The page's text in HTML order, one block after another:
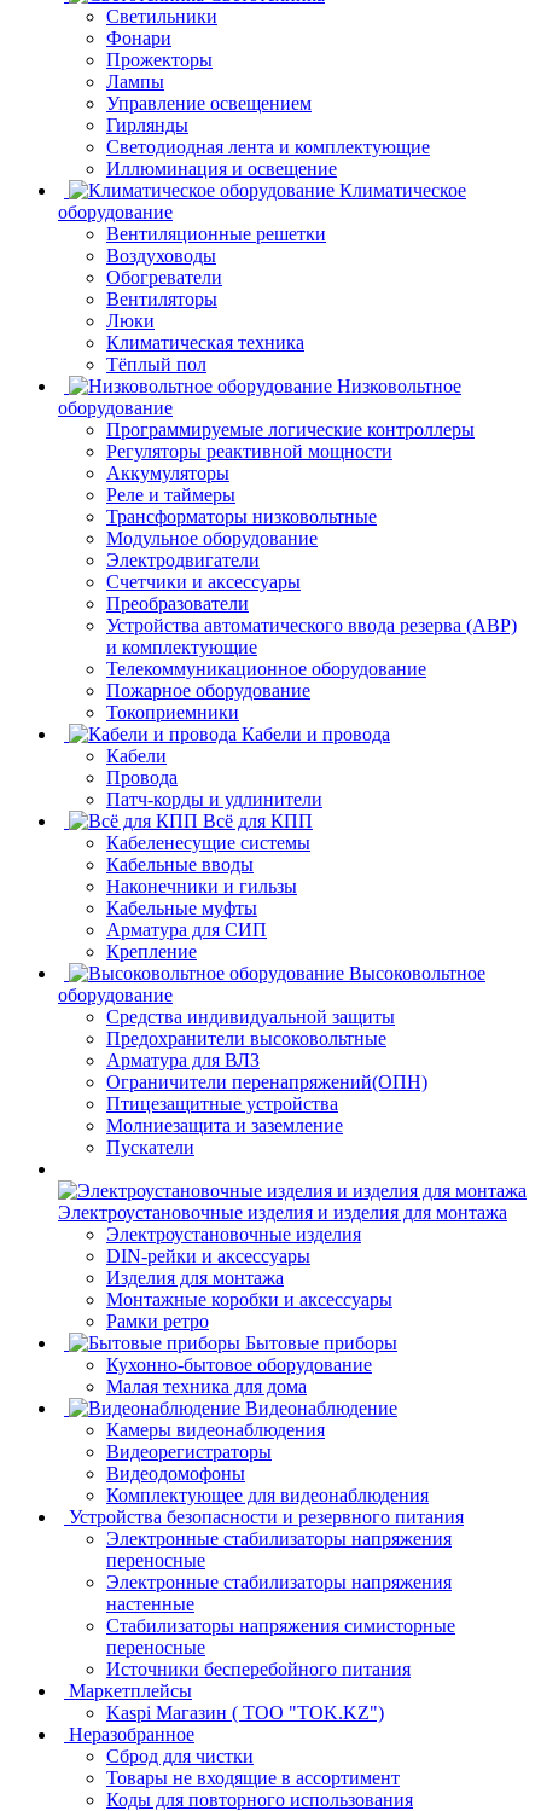
Светильники
Фонари
Прожекторы
Лампы
Управление освещением
Гирлянды
Светодиодная лента и комплектующие
Иллюминация и освещение
Климатическое
оборудование
Вентиляционные решетки
Воздуховоды
Обогреватели
Вентиляторы
Люки
Климатическая техника
Тёплый пол
Низковольтное
оборудование
Программируемые логические контроллеры
Регуляторы реактивной мощности
Аккумуляторы
Реле и таймеры
Трансформаторы низковольтные
Модульное оборудование
Электродвигатели
Счетчики и аксессуары
Преобразователи
Устройства автоматического ввода резерва (АВР)
и комплектующие
Телекоммуникационное оборудование
Пожарное оборудование
Токоприемники
Кабели и провода
Кабели
Провода
Патч-корды и удлинители
Всё для КПП
Кабеленесущие системы
Кабельные вводы
Наконечники и гильзы
Кабельные муфты
Арматура для СИП
Крепление
Высоковольтное
оборудование
Средства индивидуальной защиты
Предохранители высоковольтные
Арматура для ВЛЗ
Ограничители перенапряжений(ОПН)
Птицезащитные устройства
Молниезащита и заземление
Пускатели
Электроустановочные изделия и изделия для монтажа
Электроустановочные изделия
DIN-рейки и аксессуары
Изделия для монтажа
Монтажные коробки и аксессуары
Рамки ретро
Бытовые приборы
Кухонно-бытовое оборудование
Малая техника для дома
Видеонаблюдение
Камеры видеонаблюдения
Видеорегистраторы
Видеодомофоны
Комплектующее для видеонаблюдения
Устройства безопасности и резервного питания
Электронные стабилизаторы напряжения
переносные
Электронные стабилизаторы напряжения
настенные
Стабилизаторы напряжения симисторные
переносные
Источники бесперебойного питания
Маркетплейсы
Kaspi Магазин ( ТОО "TOK.KZ")
Неразобранное
Сброд для чистки
Товары не входящие в ассортимент
Коды для повторного использования